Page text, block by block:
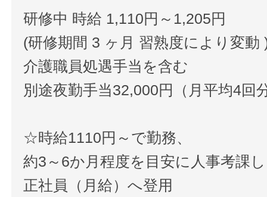
研修中 時給 1,110円～1,205円
(研修期間 3 ヶ月 習熟度により変動
介護職員処遇手当を含む
別途夜勤手当32,000円（月平均4回
☆時給1110円～で勤務、
約3～6か月程度を目安に人事考課し
正社員（月給）へ登用